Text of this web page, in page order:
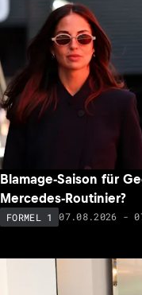
Blamage-Saison für
Mercedes-Routinier?
FORMEL 1 07.08.2026 -